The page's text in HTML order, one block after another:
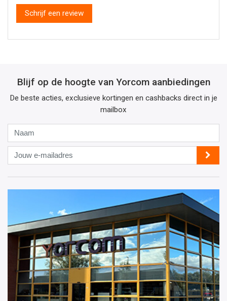
Schrijf een review
Blijf op de hoogte van Yorcom aanbiedingen
De beste acties, exclusieve kortingen en cashbacks direct in je
mailbox
Jouw
e-
mailadres